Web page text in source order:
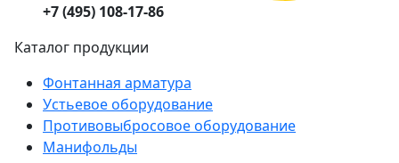
+7 (495) 108-17-86
Каталог продукции
Фонтанная арматура
Устьевое оборудование
Противовыбросовое оборудование
Манифольды